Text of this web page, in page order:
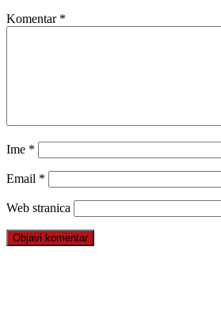
Komentar *
Ime *
Email *
Web stranica